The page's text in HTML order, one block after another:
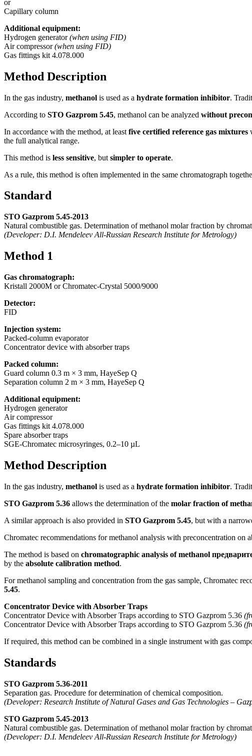
or
Capillary column
Additional equipment:
Hydrogen generator(when using FID)
Air compressor(when using FID)
Gas fittings kit 4.078.000
Method Description
In the gas industry, methanol is used as a hydrate formation inhibitor.
According to STO Gazprom 5.45, methanol can be analyzed without
In accordance with the method, at least five certified reference gas mixtures
the full analytical range.
This method is less sensitive, but simpler to operate.
As a rule, this method is often implemented in the same chromatograph
Standard
STO Gazprom 5.45-2013
Natural combustible gas. Determination of methanol molar fraction by
(Developer: D.I. Mendeleev All-Russian Research Institute for Metrology)
Method 1
Gas chromatograph:
Kristall 2000M or Chromatec-Crystal 5000/9000
Detector:
FID
Injection system:
Packed-column evaporator
Concentrator device with absorber traps
Packed column:
Guard column 0.3 m × 3 mm, HayeSep Q
Separation column 2 m × 3 mm, HayeSep Q
Additional equipment:
Hydrogen generator
Air compressor
Gas fittings kit 4.078.000
Spare absorber traps
SGE-Chromatec microsyringes, 0.2–10 µL
Method Description
In the gas industry, methanol is used as a hydrate formation inhibitor.
STO Gazprom 5.36 allows the determination of the molar fraction of
A similar approach is also provided in STO Gazprom 5.45, but with a
Chromatec recommendations for methanol analysis with preconcentration
The method is based on chromatographic analysis of methanol
by the absolute calibration method.
For methanol sampling and concentration from the gas sample, Chromatec
5.45.
Concentrator Device with Absorber Traps
Concentrator Device with Absorber Traps according to STO Gazprom 5.36
Concentrator Device with Absorber Traps according to STO Gazprom 5.36
If required, this method can be combined in a single instrument with gas
Standards
STO Gazprom 5.36-2011
Separation gas. Procedure for determination of chemical composition.
(Developer: Research Institute of Natural Gases and Gas Technologies –
STO Gazprom 5.45-2013
Natural combustible gas. Determination of methanol molar fraction by
(Developer: D.I. Mendeleev All-Russian Research Institute for Metrology)